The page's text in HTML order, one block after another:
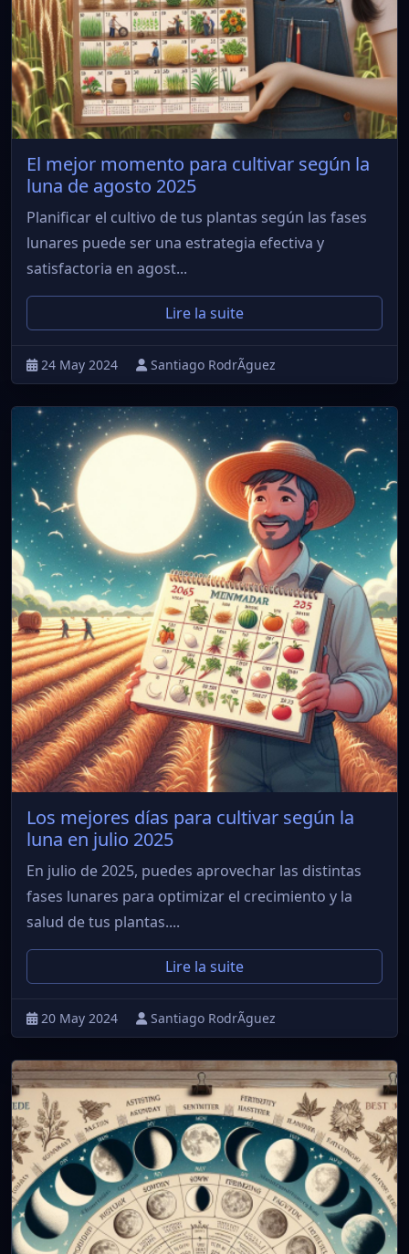
El mejor momento para cultivar según la
luna de agosto 2025
Planificar el cultivo de tus plantas según las fases
lunares puede ser una estrategia efectiva y
satisfactoria en agost...
Lire la suite
24 May 2024 Santiago RodrÃ­guez
Los mejores días para cultivar según la
luna en julio 2025
En julio de 2025, puedes aprovechar las distintas
fases lunares para optimizar el crecimiento y la
salud de tus plantas....
Lire la suite
20 May 2024 Santiago RodrÃ­guez